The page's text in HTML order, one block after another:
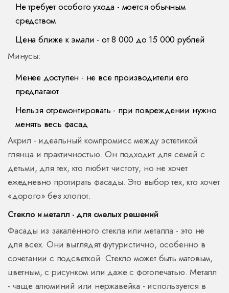
Не требует особого ухода - моется обычным
средством
Цена ближе к эмали - от 8 000 до 15 000 рублей
Минусы:
Менее доступен - не все производители его
предлагают
Нельзя отремонтировать - при повреждении нужно
менять весь фасад
Акрил - идеальный компромисс между эстетикой
глянца и практичностью. Он подходит для семей с
детьми, для тех, кто любит чистоту, но не хочет
ежедневно протирать фасады. Это выбор тех, кто хочет
«дорого» без хлопот.
Стекло и металл - для смелых решений
Фасады из закалённого стекла или металла - это не
для всех. Они выглядят футуристично, особенно в
сочетании с подсветкой. Стекло может быть матовым,
цветным, с рисунком или даже с фотопечатью. Металл
- чаще алюминий или нержавейка - используется в